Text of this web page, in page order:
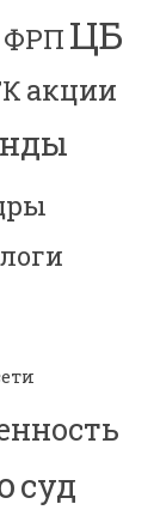
ФРП ЦБ
акции
суд